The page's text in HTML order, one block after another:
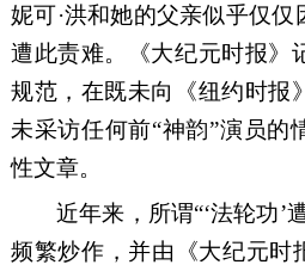
妮可·洪和她的父亲似乎仅
遭此责难。
《大纪元时报》
规范，在既未向《纽约时报
未采访任何前“神韵”演员的
性文章。
近年来 ， 所谓“‘法轮功’
频繁炒作，并由《大纪元时